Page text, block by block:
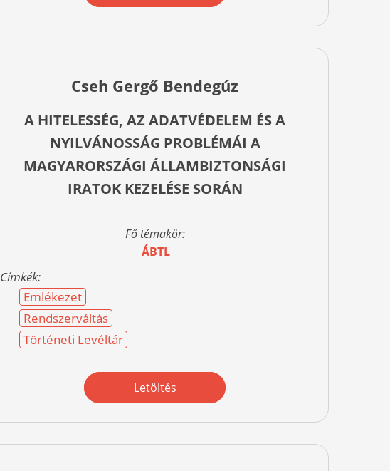
Cseh Gergő Bendegúz
A HITELESSÉG, AZ ADATVÉDELEM ÉS A
NYILVÁNOSSÁG PROBLÉMÁI A
MAGYARORSZÁGI ÁLLAMBIZTONSÁGI
IRATOK KEZELÉSE SORÁN
Fő témakör:
ÁBTL
Címkék:
Emlékezet
Rendszerváltás
Történeti Levéltár
Letöltés